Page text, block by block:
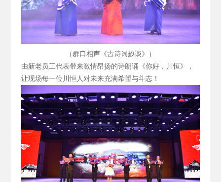
（群口相声《古诗词趣谈》）
由新老员工代表带来激情昂扬的诗朗诵《你好，川恒》，
让现场每一位川恒人对未来充满希望与斗志！